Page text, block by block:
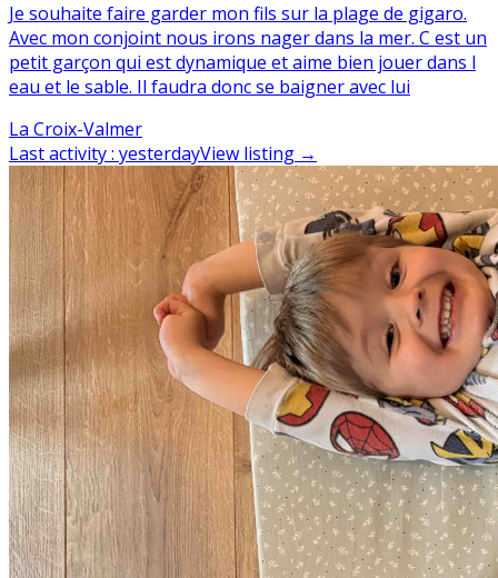
Je souhaite faire garder mon fils sur la plage de gigaro.
Avec mon conjoint nous irons nager dans la mer. C est un
petit garçon qui est dynamique et aime bien jouer dans l
eau et le sable. Il faudra donc se baigner avec lui
La Croix-Valmer
Last activity: yesterdayView listing →